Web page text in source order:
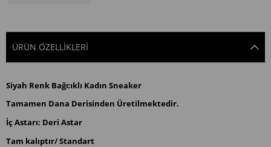
ÜRÜN ÖZELLIKLERI
Siyah Renk Bağcıklı Kadın Sneaker
Tamamen Dana Derisinden Üretilmektedir.
İç Astarı: Deri Astar
Tam kalıptır/ Standart